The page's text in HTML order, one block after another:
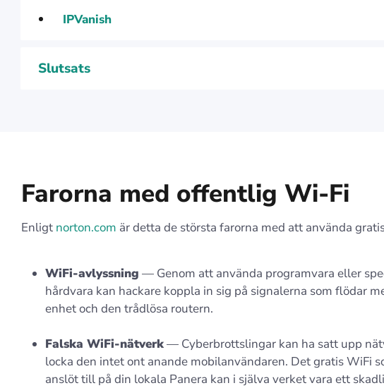
IPVanish
Slutsats
Farorna med offentlig Wi‑Fi
Enligt norton.com är detta de största farorna med att använda
WiFi-avlyssning — Genom att använda programvara eller
hårdvara kan hackare koppla in sig på signalerna som flödar
enhet och den trådlösa routern.
Falska WiFi-nätverk— Cyberbrottslingar kan ha satt upp
locka den intet ont anande mobilanvändaren. Det gratis WiFi
anslöt till på din lokala Panera kan i själva verket vara ett